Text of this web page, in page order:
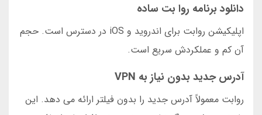
دانلود برنامه روا بت ساده
اپلیکیشن روابت برای اندروید و iOS در دسترس است. حجم
آن کم و عملکردش سریع است.
آدرس جدید بدون نیاز به VPN
روابت معمولاً آدرس جدید را بدون فیلتر ارائه می دهد. این